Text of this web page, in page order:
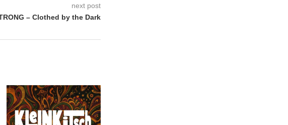
next post
– Clothed by the Dark